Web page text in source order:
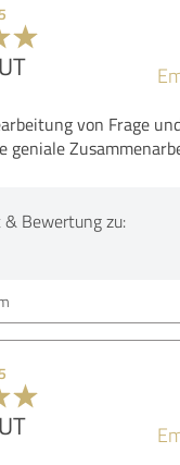
von Frage
geniale
Bewertung zu: